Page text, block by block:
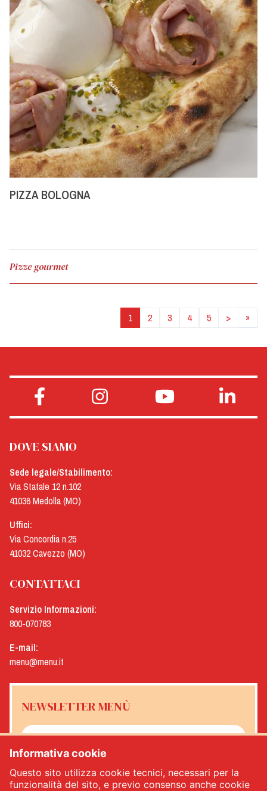
PIZZA BOLOGNA
Pizze gourmet
1 2 3 4 5 > »
DOVE SIAMO
Sede legale/Stabilimento:
Via Statale 12 n.102
41036 Medolla (MO)
Uffici:
Via Concordia n.25
41032 Cavezzo (MO)
CONTATTACI
Servizio Informazioni:
800-070783
E-mail:
menu@menu.it
NEWSLETTER MENÙ
Informativa cookie
Questo sito utilizza cookie tecnici, necessari per la
funzionalità del sito, e previo consenso anche cookie